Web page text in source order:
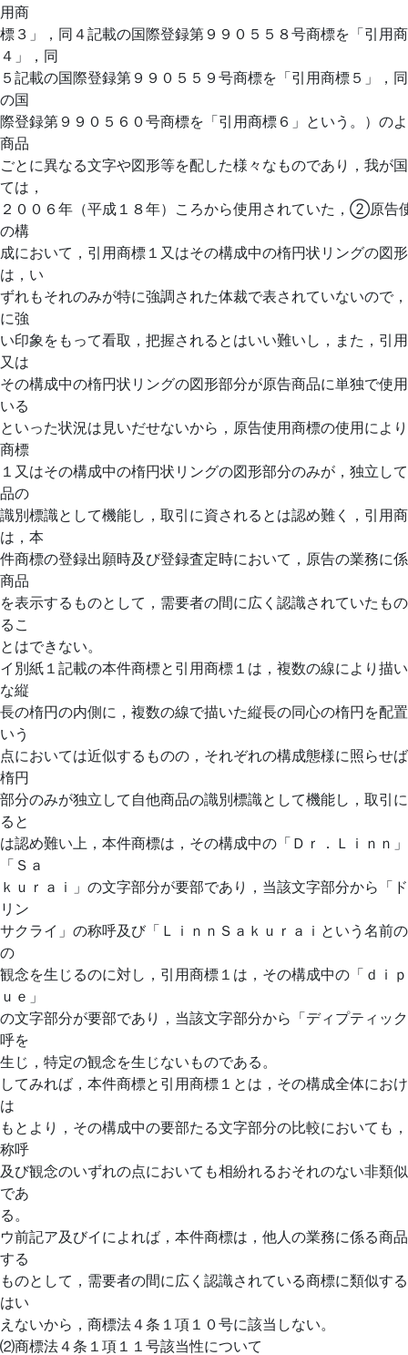
用商
標３」，同４記載の国際登録第９９０５５８号商標を「引用
４」，同
５記載の国際登録第９９０５５９号商標を「引用商標５」，
の国
際登録第９９０５６０号商標を「引用商標６」という。）の
商品
ごとに異なる文字や図形等を配した様々なものであり，我が
ては，
２００６年（平成１８年）ころから使用されていた，②原告
の構
成において，引用商標１又はその構成中の楕円状リングの図
は，い
ずれもそれのみが特に強調された体裁で表されていないので
に強
い印象をもって看取，把握されるとはいい難いし，また，引
又は
その構成中の楕円状リングの図形部分が原告商品に単独で使
いる
といった状況は見いだせないから，原告使用商標の使用によ
商標
１又はその構成中の楕円状リングの図形部分のみが，独立し
品の
識別標識として機能し，取引に資されるとは認め難く，引用
は，本
件商標の登録出願時及び登録査定時において，原告の業務に
商品
を表示するものとして，需要者の間に広く認識されていたも
るこ
とはできない。
イ別紙１記載の本件商標と引用商標１は，複数の線により描
な縦
長の楕円の内側に，複数の線で描いた縦長の同心の楕円を配
いう
点においては近似するものの，それぞれの構成態様に照らせ
楕円
部分のみが独立して自他商品の識別標識として機能し，取引
ると
は認め難い上，本件商標は，その構成中の「Ｄｒ．Ｌｉｎｎ
「Ｓａ
ｋｕｒａｉ」の文字部分が要部であり，当該文字部分から「
リン
サクライ」の称呼及び「ＬｉｎｎＳａｋｕｒａｉという名前
の
観念を生じるのに対し，引用商標１は，その構成中の「ｄｉ
ｕｅ」
の文字部分が要部であり，当該文字部分から「ディプティッ
呼を
生じ，特定の観念を生じないものである。
してみれば，本件商標と引用商標１とは，その構成全体にお
は
もとより，その構成中の要部たる文字部分の比較においても
称呼
及び観念のいずれの点においても相紛れるおそれのない非類
であ
る。
ウ前記ア及びイによれば，本件商標は，他人の業務に係る商
する
ものとして，需要者の間に広く認識されている商標に類似す
はい
えないから，商標法４条１項１０号に該当しない。
⑵商標法４条１項１１号該当性について